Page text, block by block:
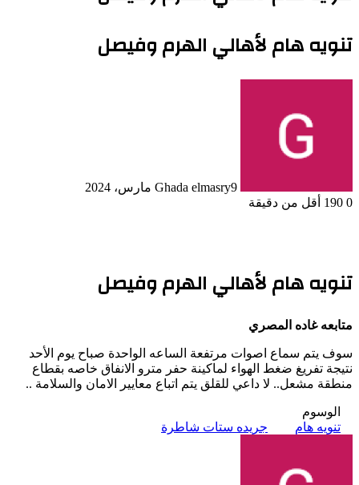
تنويه هام لأهالي الهرم وفيصل
Ghada elmasry9 مارس، 2024
0
أقل من دقيقة
تنويه هام لأهالي الهرم وفيصل
متابعه غاده المصري
سوف يتم سماع اصوات مرتفعة الساعه الواحدة صباح يوم الأحد
نتيجة تفريغ ضغط الهواء لماكينة حفر مترو الانفاق خاصه بقطاع
منطقة مشعل.. لا داعي للقلق يتم اتباع معايير الامان والسلامة ..
الوسوم
تنويه هام
جريده ستات شاطرة